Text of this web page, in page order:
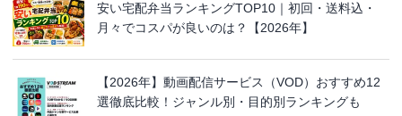
安い宅配弁当ランキングTOP10｜初回・送料込・
月々でコスパが良いのは？【2026年】
【2026年】動画配信サービス（VOD）おすすめ12
選徹底比較！ジャンル別・目的別ランキングも